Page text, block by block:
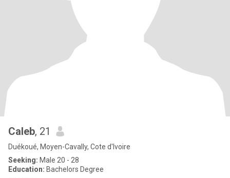
Caleb, 21
Duékoué, Moyen-Cavally, Cote d'Ivoire
Seeking: Male 20 - 28
Education: Bachelors Degree